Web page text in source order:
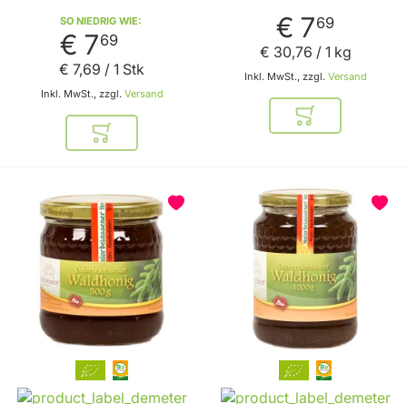
SO NIEDRIG WIE
€ 769
Inkl. MwSt., zzgl. Versand
€ 7,69 / 1 Stk
In den Warenkorb
€ 769
Inkl. MwSt., zzgl. Versand
€ 30,76 / 1 kg
In den